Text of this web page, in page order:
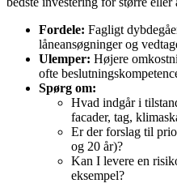
Fordele: Fagligt
låneansøgninger og
Ulemper: Højere
ofte
Spørg om:
Hvad indgår i
facader, tag,
Er der forslag til
og 20 år)?
Kan I levere en
eksempel?